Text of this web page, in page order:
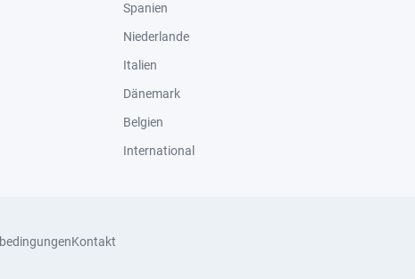
Spanien
Niederlande
Italien
Dänemark
Belgien
International
Kontakt